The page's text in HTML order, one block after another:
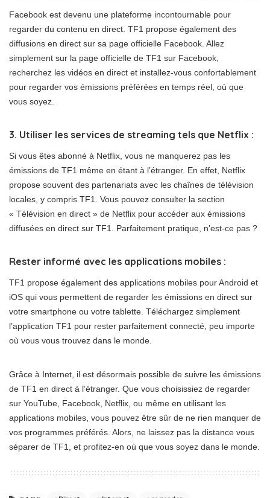
Facebook est devenu une plateforme incontournable pour
regarder du contenu en direct. TF1 propose également des
diffusions en direct sur sa page officielle Facebook. Allez
simplement sur la page officielle de TF1 sur Facebook,
recherchez les vidéos en direct et installez-vous confortablement
pour regarder vos émissions préférées en temps réel, où que
vous soyez.
3. Utiliser les services de streaming tels que Netflix :
Si vous êtes abonné à Netflix, vous ne manquerez pas les
émissions de TF1 même en étant à l’étranger. En effet, Netflix
propose souvent des partenariats avec les chaînes de télévision
locales, y compris TF1. Vous pouvez consulter la section
« Télévision en direct » de Netflix pour accéder aux émissions
diffusées en direct sur TF1. Parfaitement pratique, n’est-ce pas ?
Rester informé avec les applications mobiles :
TF1 propose également des applications mobiles pour Android et
iOS qui vous permettent de regarder les émissions en direct sur
votre smartphone ou votre tablette. Téléchargez simplement
l’application TF1 pour rester parfaitement connecté, peu importe
où vous vous trouvez dans le monde.
Grâce à Internet, il est désormais possible de suivre les émissions
de TF1 en direct à l’étranger. Que vous choisissiez de regarder
sur YouTube, Facebook, Netflix, ou même en utilisant les
applications mobiles, vous pouvez être sûr de ne rien manquer de
vos programmes préférés. Alors, ne laissez pas la distance vous
séparer de TF1, et profitez-en où que vous soyez dans le monde.